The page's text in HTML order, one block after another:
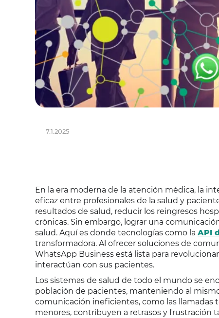
7.1.2025
En la era moderna de la atención médica, la
eficaz entre profesionales de la salud y
resultados de salud, reducir los reingresos
crónicas. Sin embargo, lograr una
salud. Aquí es donde tecnologías como la API
transformadora. Al ofrecer soluciones de
WhatsApp Business está lista para
interactúan con sus pacientes.
Los sistemas de salud de todo el mundo se
población de pacientes, manteniendo al
comunicación ineficientes, como las llamadas
menores, contribuyen a retrasos y frustración